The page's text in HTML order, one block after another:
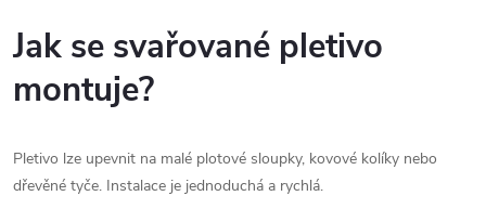
Jak se svařované pletivo
montuje?
Pletivo lze upevnit na malé plotové sloupky, kovové kolíky nebo
dřevěné tyče. Instalace je jednoduchá a rychlá.